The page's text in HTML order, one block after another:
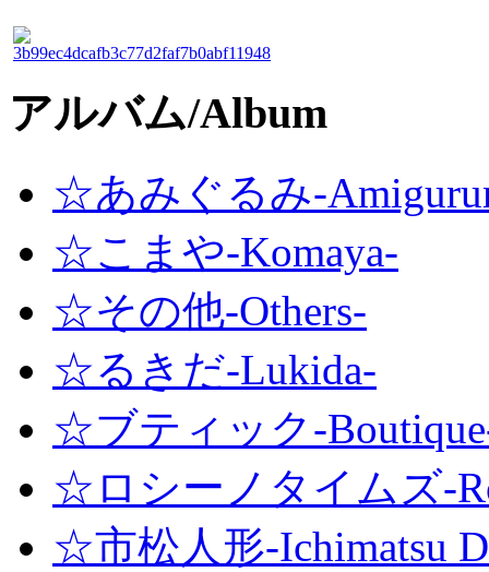
アルバム/Album
☆あみぐるみ-
☆こまや-Komaya-
☆その他-Others-
☆るきだ-Lukida-
☆ブティック-
☆ロシーノタイムズ-
☆市松人形-Ichimatsu